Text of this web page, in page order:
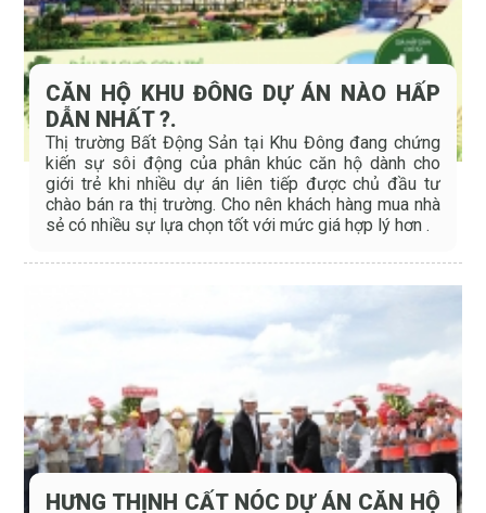
CĂN HỘ KHU ĐÔNG DỰ ÁN NÀO HẤP
DẪN NHẤT ?.
Thị trường Bất Động Sản tại Khu Đông đang chứng
kiến sự sôi động của phân khúc căn hộ dành cho
giới trẻ khi nhiều dự án liên tiếp được chủ đầu tư
chào bán ra thị trường. Cho nên khách hàng mua nhà
sẻ có nhiều sự lựa chọn tốt với mức giá hợp lý hơn .
HƯNG THỊNH CẤT NÓC DỰ ÁN CĂN HỘ